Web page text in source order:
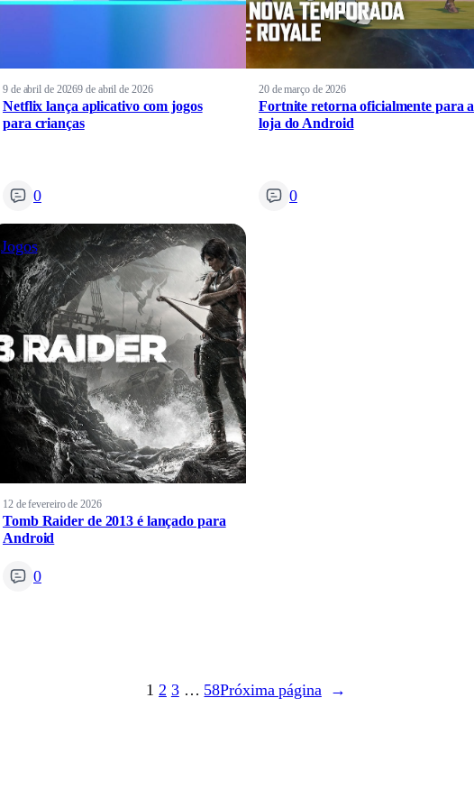
9 de abril de 20269 de abril de 2026
Netflix lança aplicativo com jogos
para crianças
0
20 de março de 2026
Fortnite retorna oficialmente para a
loja do Android
0
Jogos
12 de fevereiro de 2026
Tomb Raider de 2013 é lançado para
Android
0
1 2 3 … 58Próxima página →